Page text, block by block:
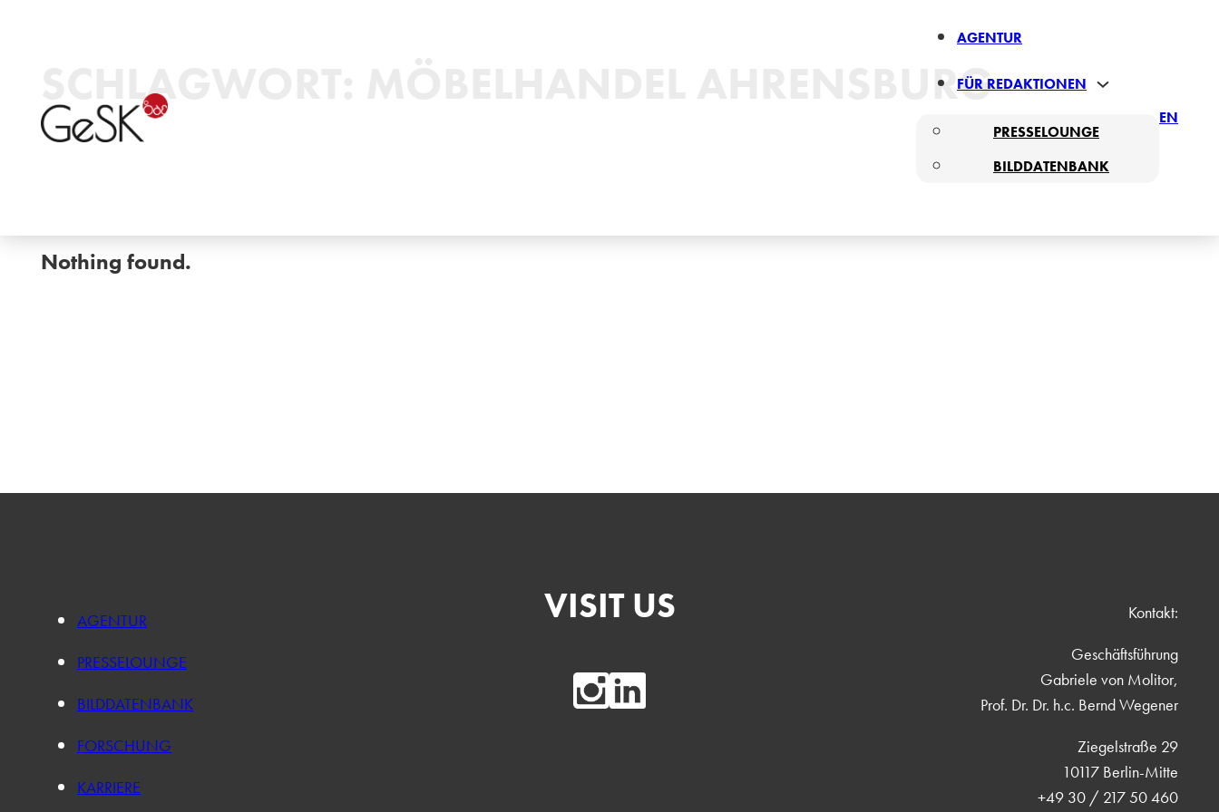
AGENTUR
FÜR REDAKTIONEN
PRESSELOUNGE
BILDDATENBANK
EN
SCHLAGWORT: MÖBELHANDEL AHRENSBURG
Nothing found.
AGENTUR
PRESSELOUNGE
BILDDATENBANK
FORSCHUNG
KARRIERE
VISIT US
Kontakt:
Geschäftsführung
Gabriele von Molitor,
Prof. Dr. Dr. h.c. Bernd Wegener
Ziegelstraße 29
10117 Berlin-Mitte
+49 30 / 217 50 460